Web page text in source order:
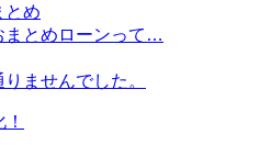
とめ
まとめローンって…
ませんでした。